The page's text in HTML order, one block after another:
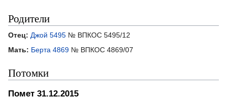
Родители
Отец: Джой 5495 № ВПКОС 5495/12
Мать: Берта 4869 № ВПКОС 4869/07
Потомки
Помет 31.12.2015